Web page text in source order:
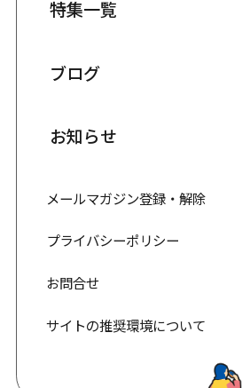
特集一覧
ブログ
お知らせ
メールマガジン登録・解除
プライバシーポリシー
お問合せ
サイトの推奨環境について